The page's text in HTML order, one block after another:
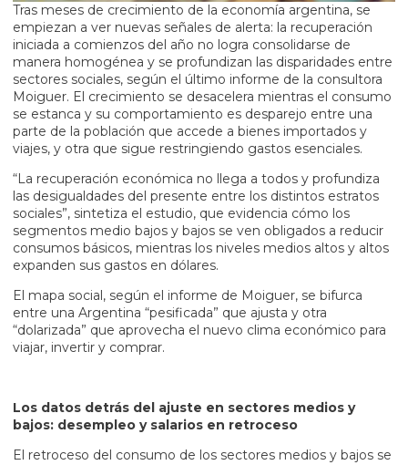
Tras meses de crecimiento de la economía argentina, se
empiezan a ver nuevas señales de alerta: la recuperación
iniciada a comienzos del año no logra consolidarse de
manera homogénea y se profundizan las disparidades entre
sectores sociales, según el último informe de la consultora
Moiguer. El crecimiento se desacelera mientras el consumo
se estanca y su comportamiento es desparejo entre una
parte de la población que accede a bienes importados y
viajes, y otra que sigue restringiendo gastos esenciales.
“La recuperación económica no llega a todos y profundiza
las desigualdades del presente entre los distintos estratos
sociales”, sintetiza el estudio, que evidencia cómo los
segmentos medio bajos y bajos se ven obligados a reducir
consumos básicos, mientras los niveles medios altos y altos
expanden sus gastos en dólares.
El mapa social, según el informe de Moiguer, se bifurca
entre una Argentina “pesificada” que ajusta y otra
“dolarizada” que aprovecha el nuevo clima económico para
viajar, invertir y comprar.
Los datos detrás del ajuste en sectores medios y
bajos: desempleo y salarios en retroceso
El retroceso del consumo de los sectores medios y bajos se